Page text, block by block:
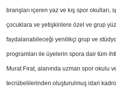
branşları içeren yaz ve kış spor okulları,
çocuklara ve yetişkinlere özel ve grup
faydalanabileceği yenilikçi grup ve
programları ile üyelerin spora dair tüm
Murat Fırat, alanında uzman spor okulu
tecrübelilerinden oluşturulmuş idari